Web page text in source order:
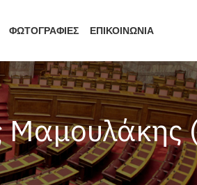
ΦΩΤΟΓΡΑΦΙΕΣ ΕΠΙΚΟΙΝΩΝΙΑ
Μαμουλάκης